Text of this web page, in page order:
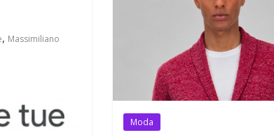
, Massimiliano
Moda